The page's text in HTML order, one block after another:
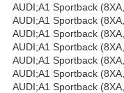
AUDI;A1 Sportback
AUDI;A1 Sportback
AUDI;A1 Sportback
AUDI;A1 Sportback
AUDI;A1 Sportback
AUDI;A1 Sportback
AUDI;A1 Sportback